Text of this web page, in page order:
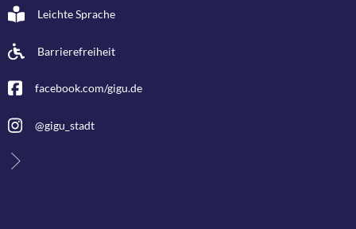
Leichte Sprache
Barrierefreiheit
facebook.com/gigu.de
@gigu_stadt